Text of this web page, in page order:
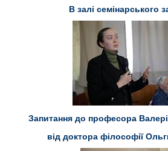
В залі семінарського
Запитання до професора
від доктора філософії